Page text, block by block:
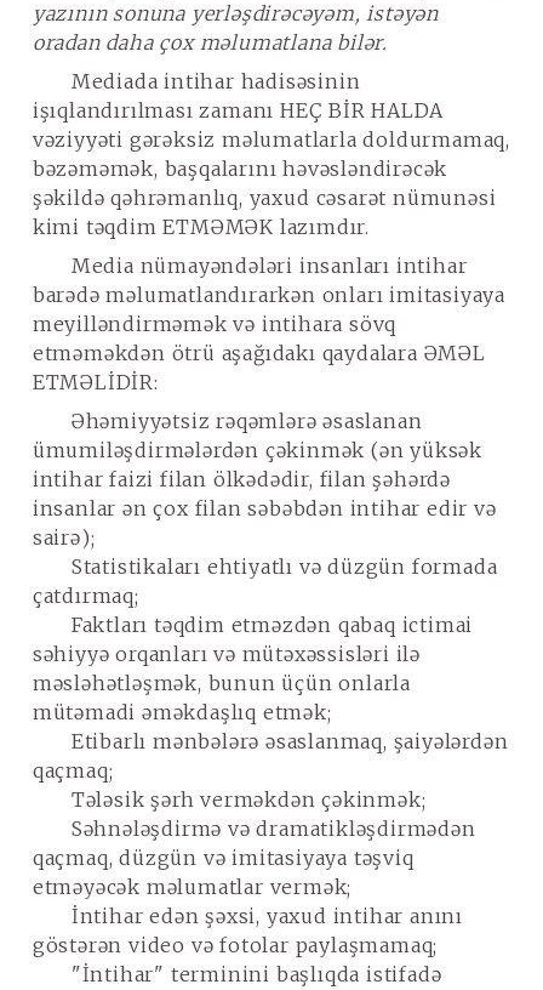
yazının sonuna yerləşdirəcəyəm, istəyən
oradan daha çox məlumatlana bilər.
Mediada intihar hadisəsinin
işıqlandırılması zamanıHEÇ BİR HALDA
vəziyyəti gərəksiz məlumatlarla doldurmamaq,
bəzəməmək, başqalarını həvəsləndirəcək
şəkildəqəhrəmanlıq, yaxud cəsarət nümunəsi
kimi təqdimETMƏMƏK lazımdır.
Media nümayəndələri insanları intihar
barədə məlumatlandırarkən onları imitasiyaya
meyilləndirməmək və intihara sövq
etməməkdən ötrü aşağıdakı qaydalara ƏMƏL
ETMƏLİDİR:
Əhəmiyyətsiz rəqəmlərə əsaslanan
ümumiləşdirmələrdən çəkinmək (ən yüksək
intihar faizi filan ölkədədir, filan şəhərdə
insanlar ən çox filan səbəbdən intihar edir və
sairə);
Statistikaları ehtiyatlı və düzgün formada
çatdırmaq;
Faktları təqdim etməzdən qabaq ictimai
səhiyyə orqanları və mütəxəssisləri ilə
məsləhətləşmək, bunun üçün onlarla
mütəmadi əməkdaşlıq etmək;
Etibarlı mənbələrə əsaslanmaq, şaiyələrdən
qaçmaq;
Tələsik şərh verməkdən çəkinmək;
Səhnələşdirmə və dramatikləşdirmədən
qaçmaq, düzgün və imitasiyaya təşviq
etməyəcək məlumatlar vermək;
İntihar edən şəxsi, yaxud intihar anını
göstərən video və fotolar paylaşmamaq;
"İntihar" terminini başlıqda istifadə